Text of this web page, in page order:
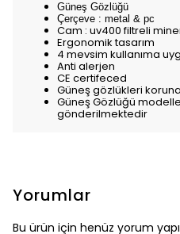
Güneş Gözlüğü
Çerçeve : metal & pc
Cam : uv400 filtreli
Ergonomik tasarım
4 mevsim kullanıma
Anti alerjen
CE certifeced
Güneş gözlükleri
Güneş Gözlüğü
gönderilmektedir
Yorumlar
Bu ürün için henüz yorum